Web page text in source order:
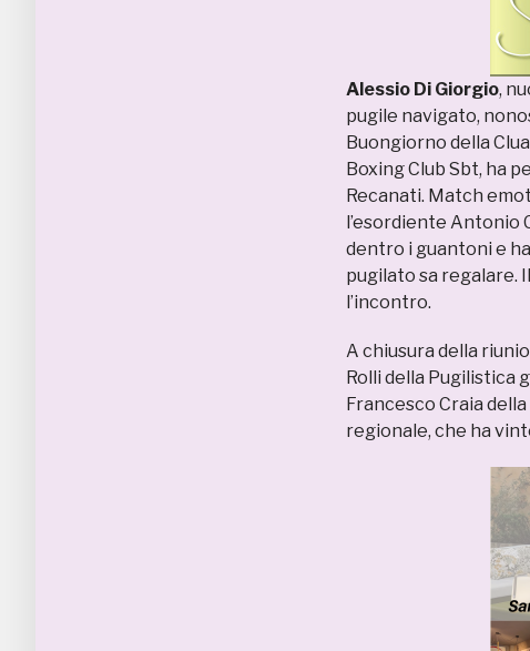
Alessio Di Giorgio,
pugile navigato,
Buongiorno della
Boxing Club Sbt, ha
Recanati. Match
l’esordiente Antonio
dentro i guantoni e
pugilato sa regalare.
l’incontro.
A chiusura della
Rolli della Pugilistica
Francesco Craia
regionale, che ha